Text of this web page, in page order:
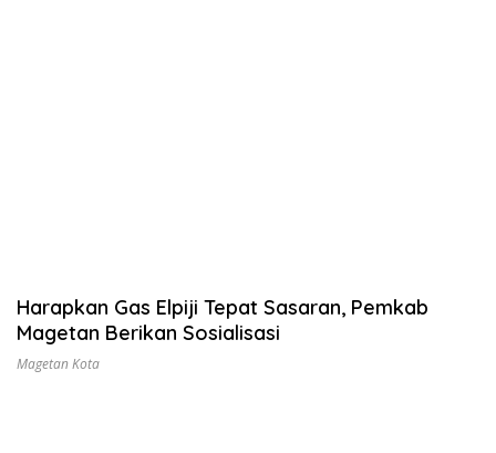
Harapkan Gas Elpiji Tepat Sasaran, Pemkab
Magetan Berikan Sosialisasi
Magetan Kota